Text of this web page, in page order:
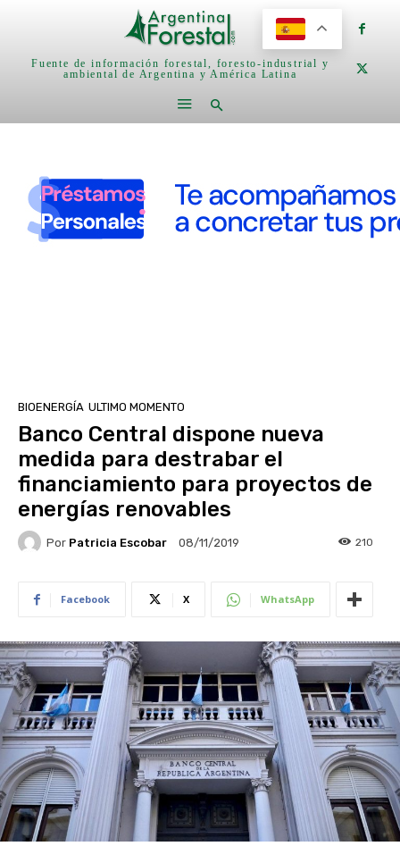
Fuente de información forestal, foresto-industrial y
ambiental de Argentina y América Latina
BIOENERGÍA ULTIMO MOMENTO
Banco Central dispone nueva
medida para destrabar el
financiamiento para proyectos de
energías renovables
Por Patricia Escobar 08/11/2019 210
Facebook X WhatsApp